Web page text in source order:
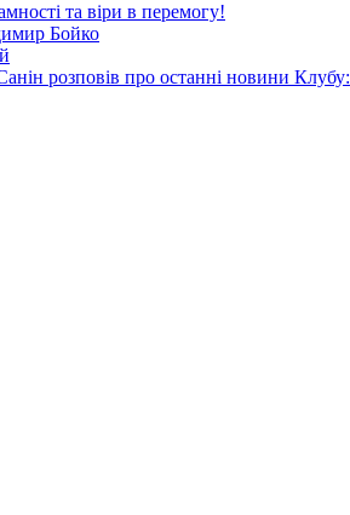
та віри в перемогу!
Бойко
розповів про останні новини Клубу: